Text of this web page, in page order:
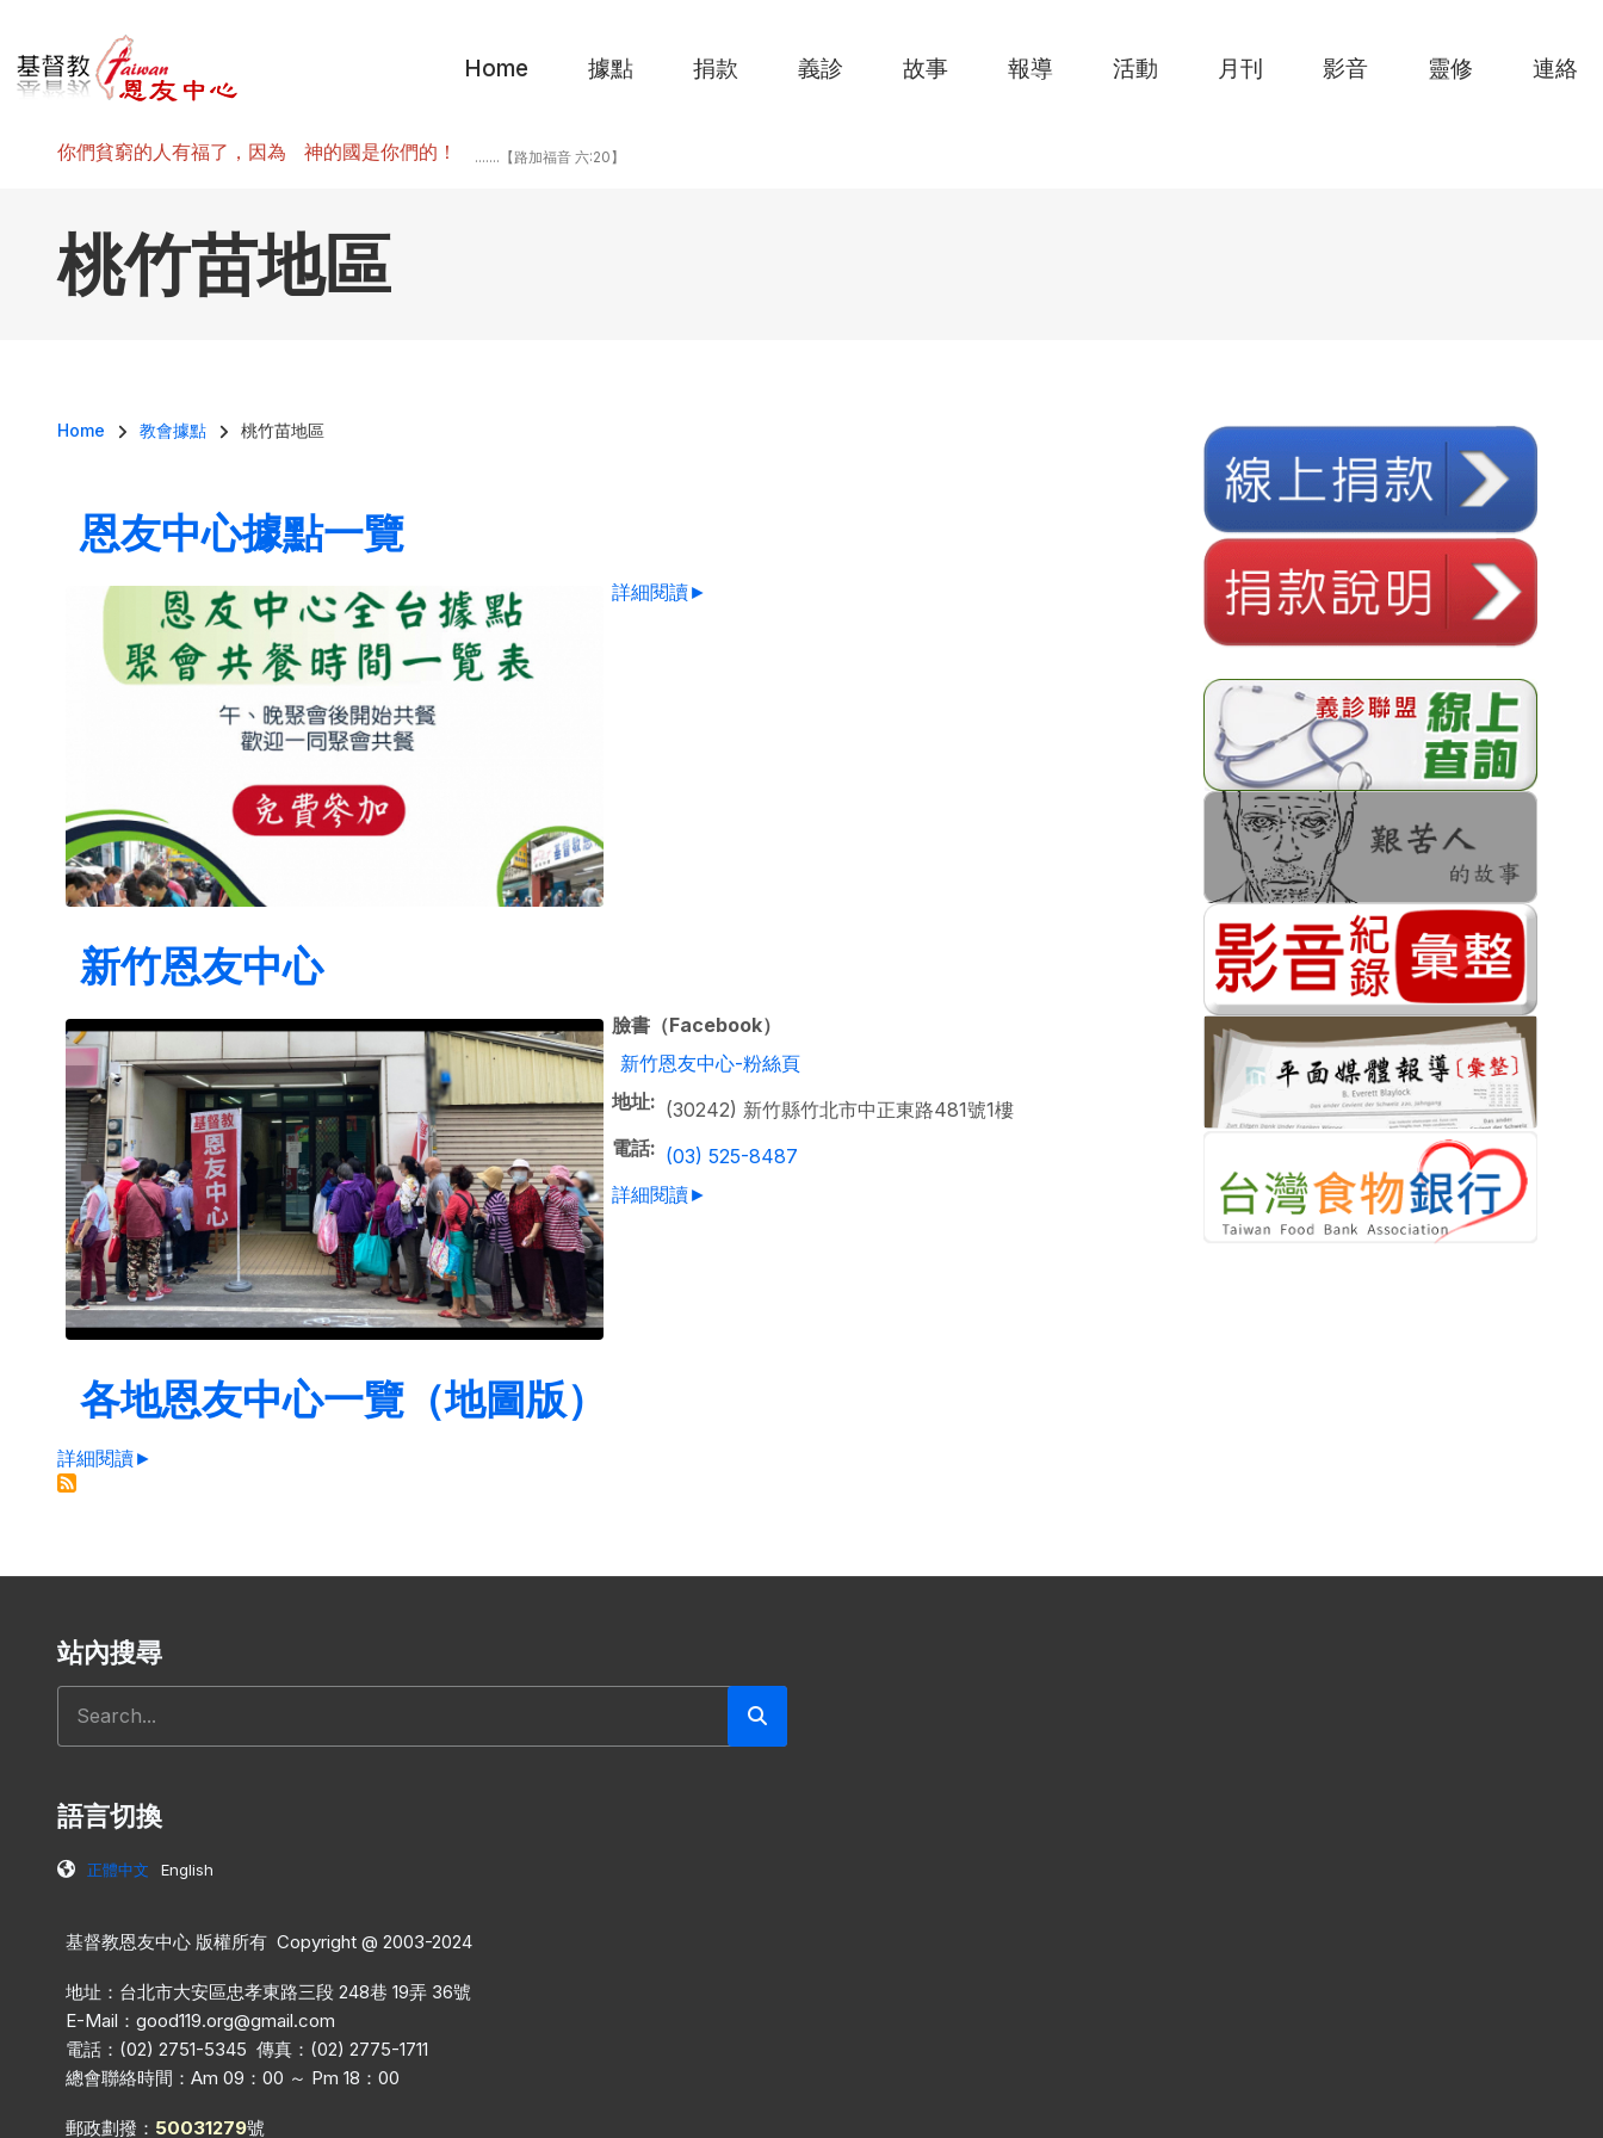
Home 據點 捐款 義診 故事 報導 活動 月刊 影音 靈修 連絡
你們貧窮的人有福了，因為 神的國是你們的！ .......【路加福音 六:20】
桃竹苗地區
導航連結
Home 教會據點 桃竹苗地區
恩友中心據點一覽
詳細閱讀►
新竹恩友中心
臉書（Facebook）
新竹恩友中心-粉絲頁
地址
(30242) 新竹縣竹北市中正東路481號1樓
電話
(03) 525-8487
詳細閱讀►
各地恩友中心一覽（地圖版）
詳細閱讀►
站內搜尋
語言切換
正體中文 English
基督教恩友中心 版權所有 Copyright @ 2003-2024
地址：台北市大安區忠孝東路三段 248巷 19弄 36號
E-Mail： good119.org@gmail.com
電話：(02) 2751-5345 傳真：(02) 2775-1711
總會聯絡時間：Am 09：00 ～ Pm 18：00
郵政劃撥： 50031279號